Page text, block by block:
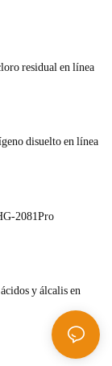
residual en línea
disuelto en línea
2081Pro
y álcalis en